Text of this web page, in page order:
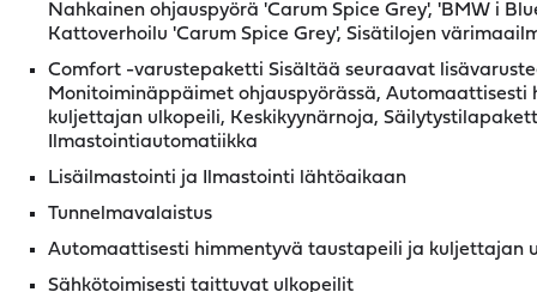
Nahkainen ohjauspyörä 'Carum Spice Grey', 'BMW i
Kattoverhoilu 'Carum Spice Grey', Sisätilojen
Comfort -varustepaketti Sisältää seuraavat
Monitoiminäppäimet ohjauspyörässä,
kuljettajan ulkopeili, Keskikyynärnoja,
Ilmastointiautomatiikka
Lisäilmastointi ja Ilmastointi lähtöaikaan
Tunnelmavalaistus
Automaattisesti himmentyvä taustapeili ja kuljettajan
Sähkötoimisesti taittuvat ulkopeilit